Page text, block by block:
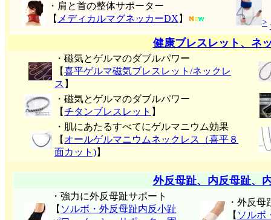
・肩と首の整体サポーター
【 メディカルマグネッカーDX 】 >
健康ブレスレット、ネ
・磁気とゲルマのダブルパワー
【喜平ゲルマ磁気ブレスレット/ネックレ
ス 】
・磁気とゲルマのダブルパワー
【チタンブレスレット 】
・肌にあたるすべてにゲルマニウム効果
【 オールゲルマニウムネックレス（喜平８
面カット)】
外反母趾、内反母趾、
・強力に外反母趾サポート
【 ソルボ・外反母趾内反小趾
・外反
【 ソルボ